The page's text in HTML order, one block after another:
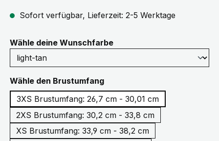
Sofort verfügbar, Lieferzeit: 2-5 Werktage
Wähle deine Wunschfarbeauswählen
Wähle den Brustumfangauswählen
3XS Brustumfang: 26,7 cm - 30,01 cm
2XS Brustumfang: 30,2 cm - 33,8 cm
XS Brustumfang: 33,9 cm - 38,2 cm